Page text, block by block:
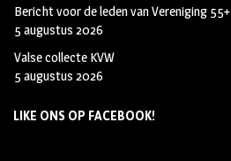
Bericht voor de leden van Vereniging 55+
5 augustus 2026
Valse collecte KVW
5 augustus 2026
LIKE ONS OP FACEBOOK!